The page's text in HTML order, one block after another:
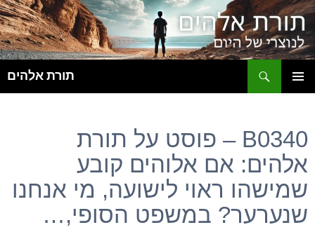
תורת אלהים
B0340 – פוסט על תורת
אלהים: אם אלוהים קובע
שמישהו ראוי לישועה, מי אנחנו
שנערער? במשפט הסופי,…